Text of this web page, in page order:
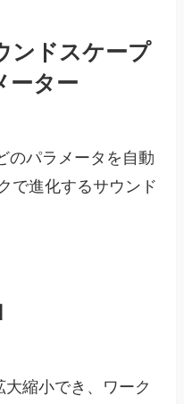
ンドスケープ
ーター
パラメータを自動
で進化するサウンド
縮小でき、ワーク